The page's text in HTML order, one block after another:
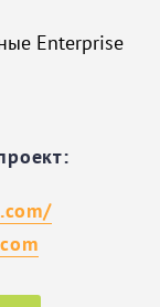
Enterprise